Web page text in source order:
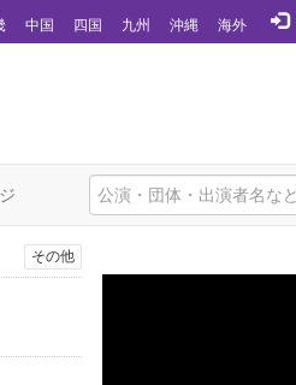
中国 四国 九州 沖縄 海外
その他